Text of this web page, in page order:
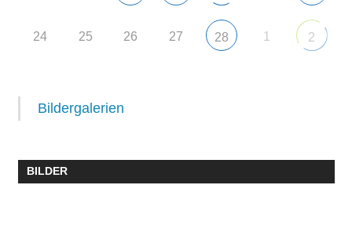
24 25 26 27 28 1 2
Bildergalerien
BILDER